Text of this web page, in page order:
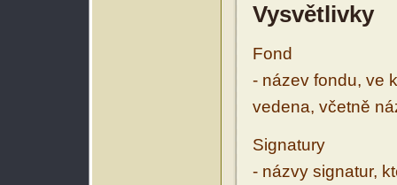
Vysvětlivky
Fond
- název fondu, ve
vedena, včetně
Signatury
- názvy signatur,